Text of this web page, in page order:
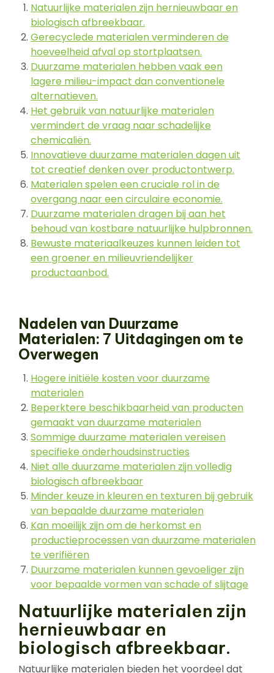
Natuurlijke materialen zijn hernieuwbaar en
biologisch afbreekbaar.
Gerecyclede materialen verminderen de
hoeveelheid afval op stortplaatsen.
Duurzame materialen hebben vaak een
lagere milieu-impact dan conventionele
alternatieven.
Het gebruik van natuurlijke materialen
vermindert de vraag naar schadelijke
chemicaliën.
Innovatieve duurzame materialen dagen uit
tot creatief denken over productontwerp.
Materialen spelen een cruciale rol in de
overgang naar een circulaire economie.
Duurzame materialen dragen bij aan het
behoud van kostbare natuurlijke hulpbronnen.
Bewuste materiaalkeuzes kunnen leiden tot
een groener en milieuvriendelijker
productaanbod.
Nadelen van Duurzame
Materialen: 7 Uitdagingen om te
Overwegen
Hogere initiële kosten voor duurzame
materialen
Beperktere beschikbaarheid van producten
gemaakt van duurzame materialen
Sommige duurzame materialen vereisen
specifieke onderhoudsinstructies
Niet alle duurzame materialen zijn volledig
biologisch afbreekbaar
Minder keuze in kleuren en texturen bij gebruik
van bepaalde duurzame materialen
Kan moeilijk zijn om de herkomst en
productieprocessen van duurzame materialen
te verifiëren
Duurzame materialen kunnen gevoeliger zijn
voor bepaalde vormen van schade of slijtage
Natuurlijke materialen zijn
hernieuwbaar en
biologisch afbreekbaar.
Natuurlijke materialen bieden het voordeel dat